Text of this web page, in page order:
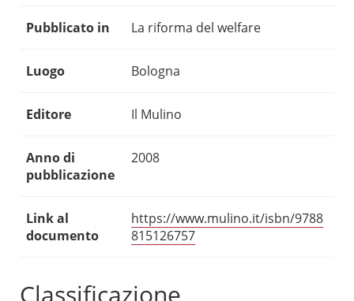
Pubblicato in La riforma del welfare
Luogo Bologna
Editore Il Mulino
Anno di
pubblicazione
2008
Link al
documento
https://www.mulino.it/isbn/9788
815126757
Classificazione